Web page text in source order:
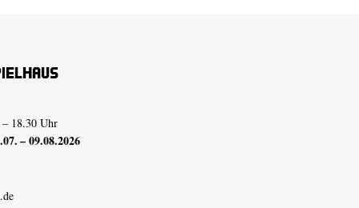
18.30 Uhr
– 09.08.2026